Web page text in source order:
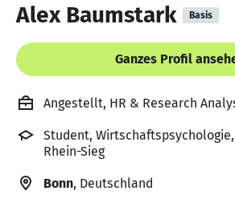
Alex Baumstark Basis
Ganzes Profil
Angestellt, HR & Research
Student,
Rhein-Sieg
Bonn, Deutschland